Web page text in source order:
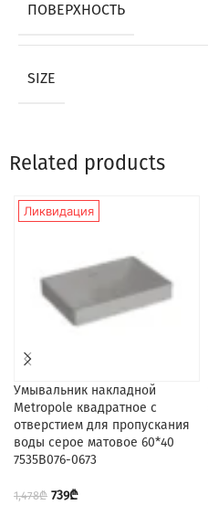
ПОВЕРХНОСТЬ
SIZE
Related products
Ликвидация
Умывальник накладной
Metropole квадратное с
отверстием для пропускания
воды серое матовое 60*40
7535B076-0673
1,478₾ 739₾